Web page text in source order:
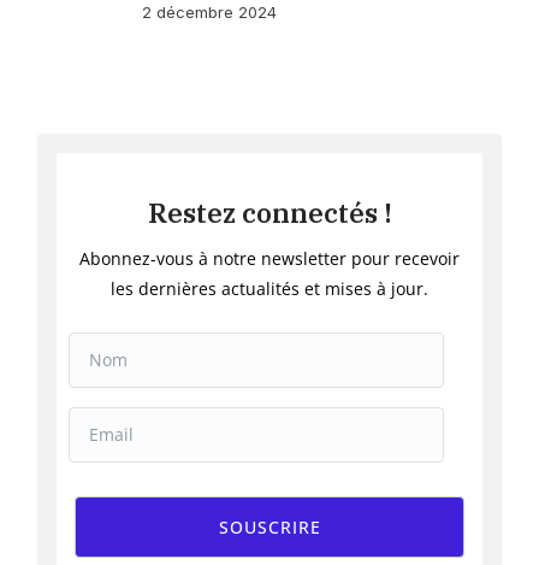
2 décembre 2024
Restez connectés !
Abonnez-vous à notre newsletter pour recevoir
les dernières actualités et mises à jour.
SOUSCRIRE